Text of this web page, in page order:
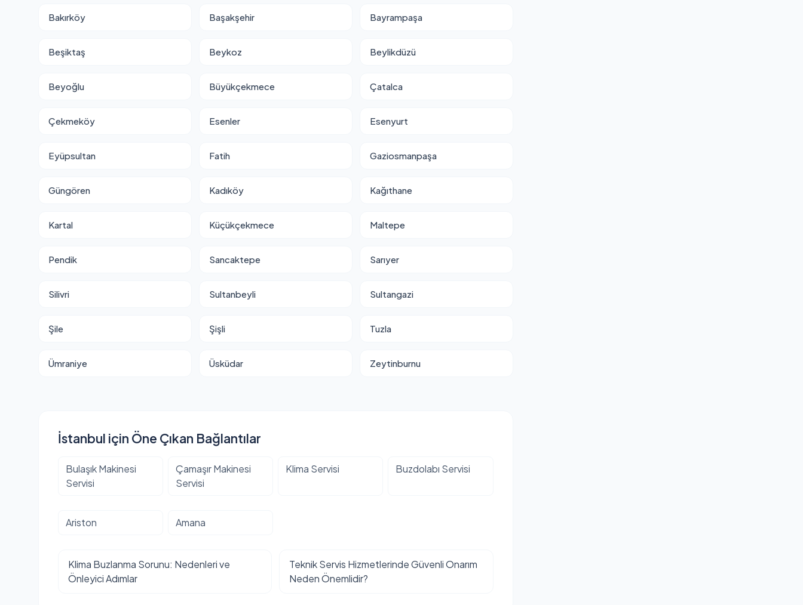
Bakırköy Başakşehir Bayrampaşa
Beşiktaş Beykoz Beylikdüzü
Beyoğlu Büyükçekmece Çatalca
Çekmeköy Esenler Esenyurt
Eyüpsultan Fatih Gaziosmanpaşa
Güngören Kadıköy Kağıthane
Kartal Küçükçekmece Maltepe
Pendik Sancaktepe Sarıyer
Silivri Sultanbeyli Sultangazi
Şile Şişli Tuzla
Ümraniye Üsküdar Zeytinburnu
İstanbul için Öne Çıkan Bağlantılar
Bulaşık Makinesi
Servisi
Çamaşır Makinesi
Servisi
Klima Servisi Buzdolabı Servisi
Ariston Amana
Klima Buzlanma Sorunu: Nedenleri ve
Önleyici Adımlar
Teknik Servis Hizmetlerinde Güvenli Onarım
Neden Önemlidir?